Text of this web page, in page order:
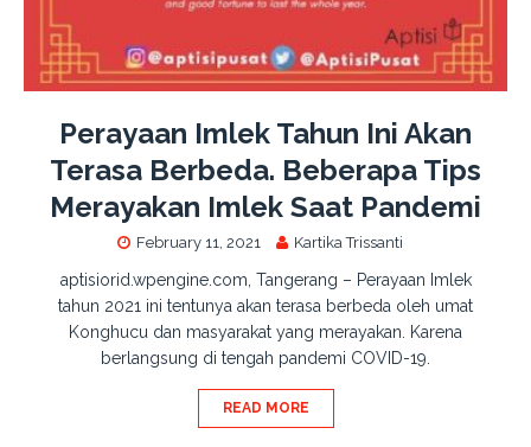
Perayaan Imlek Tahun Ini Akan
Terasa Berbeda. Beberapa Tips
Merayakan Imlek Saat Pandemi
February 11, 2021 Kartika Trissanti
aptisiorid.wpengine.com, Tangerang – Perayaan Imlek
tahun 2021 ini tentunya akan terasa berbeda oleh umat
Konghucu dan masyarakat yang merayakan. Karena
berlangsung di tengah pandemi COVID-19.
READ MORE